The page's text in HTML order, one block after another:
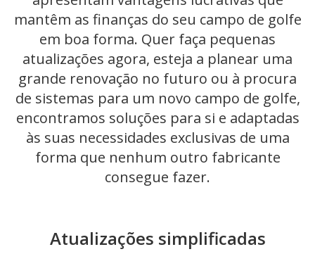
mantêm as finanças do seu campo de golfe
em boa forma. Quer faça pequenas
atualizações agora, esteja a planear uma
grande renovação no futuro ou à procura
de sistemas para um novo campo de golfe,
encontramos soluções para si e adaptadas
às suas necessidades exclusivas de uma
forma que nenhum outro fabricante
consegue fazer.
Atualizações simplificadas